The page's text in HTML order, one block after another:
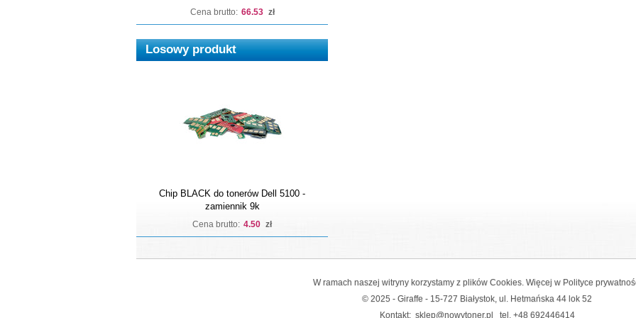
Cena brutto: 66.53 zł
Losowy produkt
Chip BLACK do tonerów Dell 5100 -
zamiennik 9k
Cena brutto: 4.50 zł
W ramach naszej witryny korzystamy z plików Cookies. Więcej w Polityce
© 2025 - Giraffe - 15-727 Białystok, ul. Hetmańska 44 lok 52
Kontakt: sklep@nowytoner.pl tel. +48 692446414